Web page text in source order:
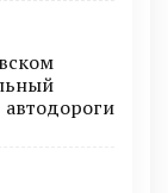
автодороги